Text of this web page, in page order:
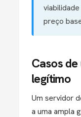
preço
Casos
legítimo
Um servidor
a uma ampla